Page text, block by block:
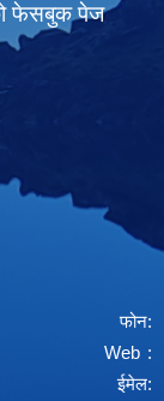
फेसबुक पेज
गोरखा फोन:
: